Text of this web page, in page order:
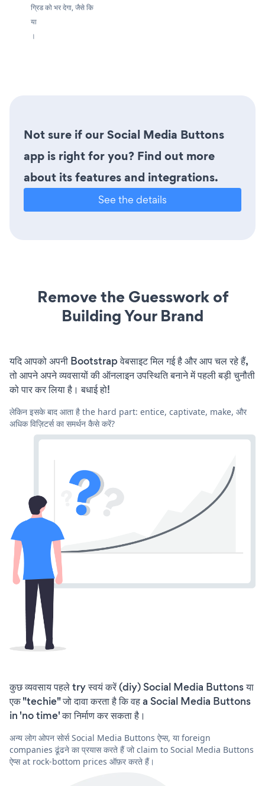
ग्रिड को भर देगा, जैसे कि
या
।
Not sure if our Social Media Buttons
app is right for you? Find out more
about its features and integrations.
See the details
Remove the Guesswork of
Building Your Brand
यदि आपको अपनी Bootstrap वेबसाइट मिल गई है और आप चल रहे हैं,
तो आपने अपने व्यवसायों की ऑनलाइन उपस्थिति बनाने में पहली बड़ी चुनौती
को पार कर लिया है। बधाई हो!
लेकिन इसके बाद आता है the hard part: entice, captivate, make, और
अधिक विज़िटर्स का समर्थन कैसे करें?
कुछ व्यवसाय पहले try स्वयं करें (diy) Social Media Buttons या
एक "techie" जो दावा करता है कि वह a Social Media Buttons
in 'no time' का निर्माण कर सकता है।
अन्य लोग ओपन सोर्स Social Media Buttons ऐप्स, या foreign
companies ढूंढने का प्रयास करते हैं जो claim to Social Media Buttons
ऐप्स at rock-bottom prices ऑफ़र करते हैं।